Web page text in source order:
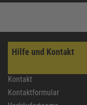
Hilfe und Kontakt
Kontakt
Kontaktformular